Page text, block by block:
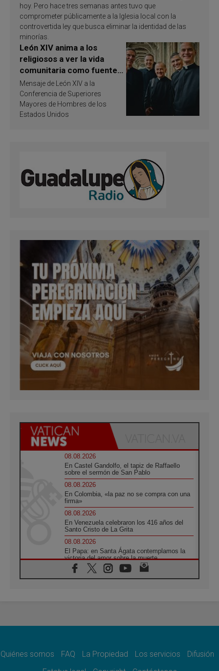
hoy. Pero hace tres semanas antes tuvo que
comprometer públicamente a la Iglesia local con la
controvertida ley que busca eliminar la identidad de las
minorías.
León XIV anima a los
religiosos a ver la vida
comunitaria como fuente
de inspiración y
santificación
Mensaje de León XIV a la
Conferencia de Superiores
Mayores de Hombres de los
Estados Unidos
08.08.2026
En Castel Gandolfo, el tapiz de Raffaello
sobre el sermón de San Pablo
08.08.2026
En Colombia, «la paz no se compra con una
firma»
08.08.2026
En Venezuela celebraron los 416 años del
Santo Cristo de La Grita
08.08.2026
El Papa: en Santa Ágata contemplamos la
victoria del amor sobre la muerte
08.08.2026
León XIV visitará el Santuario de la Madre
07.08.2026
07.08.2026
Quiénes somos FAQ La Propiedad Los servicios
Difusión